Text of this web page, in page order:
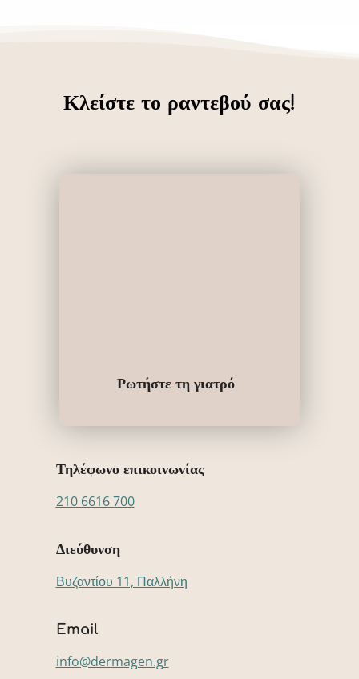
Κλείστε το ραντεβού σας!
Ρωτήστε τη γιατρό
Τηλέφωνο επικοινωνίας
210 6616 700
Διεύθυνση
Βυζαντίου 11, Παλλήνη
Email
info@dermagen.gr